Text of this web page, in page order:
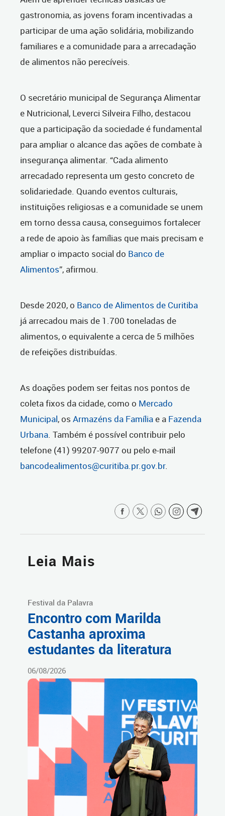
gastronomia, as jovens foram incentivadas a
participar de uma ação solidária, mobilizando
familiares e a comunidade para a arrecadação
de alimentos não perecíveis.
O secretário municipal de Segurança Alimentar
e Nutricional, Leverci Silveira Filho, destacou
que a participação da sociedade é fundamental
para ampliar o alcance das ações de combate à
insegurança alimentar. “Cada alimento
arrecadado representa um gesto concreto de
solidariedade. Quando eventos culturais,
instituições religiosas e a comunidade se unem
em torno dessa causa, conseguimos fortalecer
a rede de apoio às famílias que mais precisam e
ampliar o impacto social do Banco de
Alimentos”, afirmou.
Desde 2020, o Banco de Alimentos de Curitiba
já arrecadou mais de 1.700 toneladas de
alimentos, o equivalente a cerca de 5 milhões
de refeições distribuídas.
As doações podem ser feitas nos pontos de
coleta fixos da cidade, como o Mercado
Municipal, os Armazéns da Famíliae a Fazenda
Urbana. Também é possível contribuir pelo
telefone (41) 99207-9077 ou pelo e-mail
bancodealimentos@curitiba.pr.gov.br.
Leia Mais
Festival da Palavra
Encontro com Marilda
Castanha aproxima
estudantes da literatura
06/08/2026